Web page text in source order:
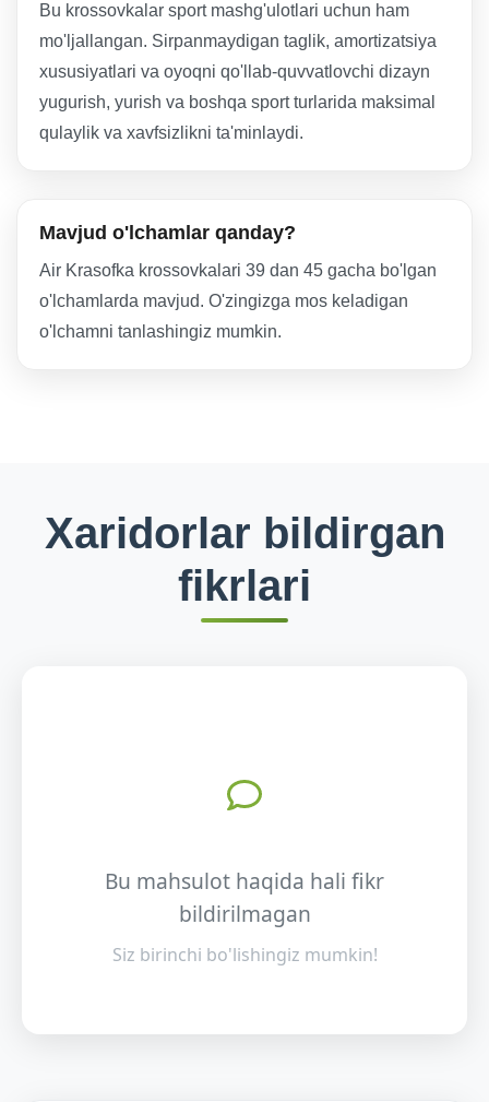
Bu krossovkalar sport mashg'ulotlari uchun ham
mo'ljallangan. Sirpanmaydigan taglik, amortizatsiya
xususiyatlari va oyoqni qo'llab-quvvatlovchi dizayn
yugurish, yurish va boshqa sport turlarida maksimal
qulaylik va xavfsizlikni ta'minlaydi.
Mavjud o'lchamlar qanday?
Air Krasofka krossovkalari 39 dan 45 gacha bo'lgan
o'lchamlarda mavjud. O'zingizga mos keladigan
o'lchamni tanlashingiz mumkin.
Xaridorlar bildirgan
fikrlari
Bu mahsulot haqida hali fikr
bildirilmagan
Siz birinchi bo'lishingiz mumkin!